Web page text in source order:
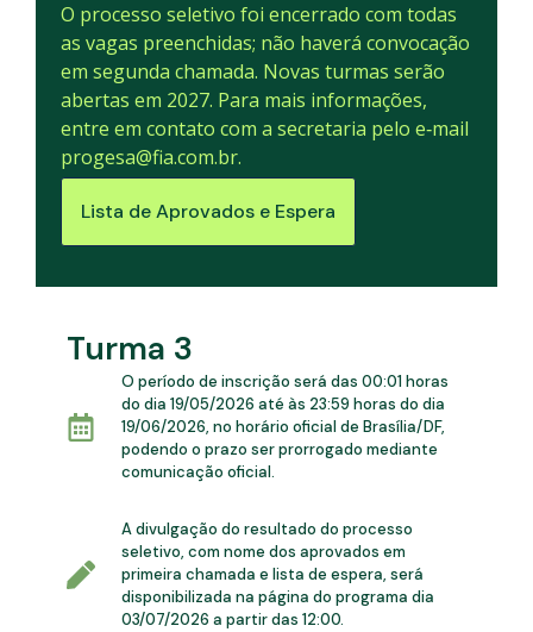
O processo seletivo foi encerrado com todas
as vagas preenchidas; não haverá convocação
em segunda chamada. Novas turmas serão
abertas em 2027. Para mais informações,
entre em contato com a secretaria pelo e‑mail
progesa@fia.com.br.
Lista de Aprovados e Espera
Turma 3
O período de inscrição será das 00:01 horas
do dia 19/05/2026 até às 23:59 horas do dia
19/06/2026, no horário oficial de Brasília/DF,
podendo o prazo ser prorrogado mediante
comunicação oficial.
A divulgação do resultado do processo
seletivo, com nome dos aprovados em
primeira chamada e lista de espera, será
disponibilizada na página do programa dia
03/07/2026 a partir das 12:00.